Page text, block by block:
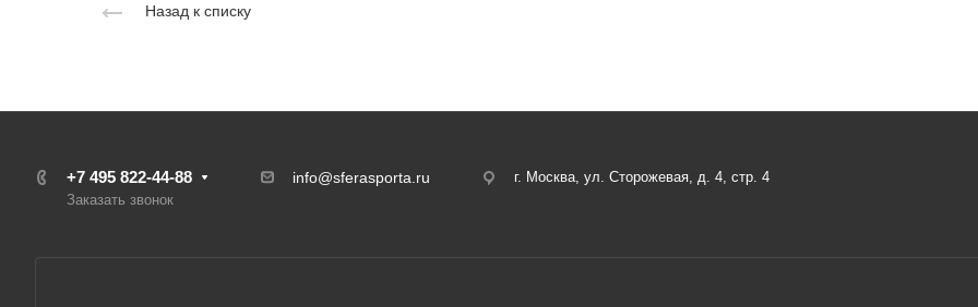
Назад к списку
+7 495 822-44-88
Заказать звонок
info@sferasporta.ru г. Москва, ул. Сторожевая, д. 4, стр. 4